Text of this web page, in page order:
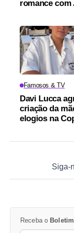
romance com
Famosos & TV
Davi Lucca
criação da
elogios na
Siga-
Receba o